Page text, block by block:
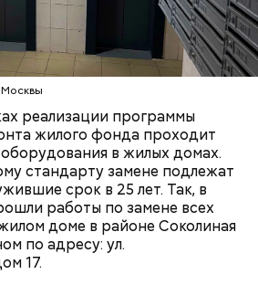
реализации программы
жилого фонда проходит
в жилых домах.
стандарту замене подлежат
срок в 25 лет. Так, в
работы по замене всех
доме в районе Соколиная
по адресу: ул.
17.
пассажирских лифта. В
установили новые
программы капитального
все 4 лифта были обновлены.
жилой дом был построен в
проекту
простой формы в плане.
пластику, декоративные
МОСКВА